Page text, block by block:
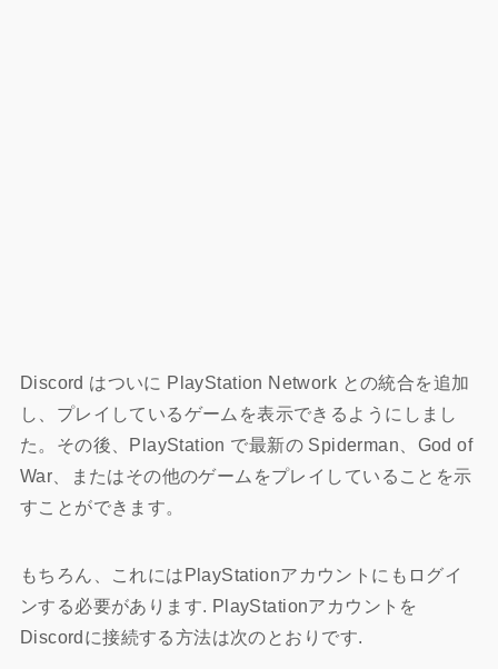
Discord はついに PlayStation Network との統合を追加
し、プレイしているゲームを表示できるようにしまし
た。その後、PlayStation で最新の Spiderman、God of
War、またはその他のゲームをプレイしていることを示
すことができます。
もちろん、これにはPlayStationアカウントにもログイ
ンする必要があります. PlayStationアカウントを
Discordに接続する方法は次のとおりです.